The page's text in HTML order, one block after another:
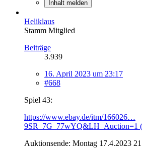
Inhalt melden
Heliklaus
Stamm Mitglied
Beiträge
3.939
16. April 2023 um 23:17
#668
Spiel 43:
https://www.ebay.de/itm/166026…
9SR_7G_77wYQ&LH_Auction=1
Auktionsende: Montag 17.4.2023